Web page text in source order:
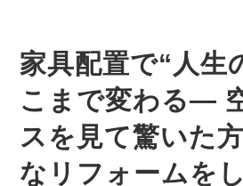
家具配置で“人生
こまで変わる―
スを見て驚いた
なリフォームを